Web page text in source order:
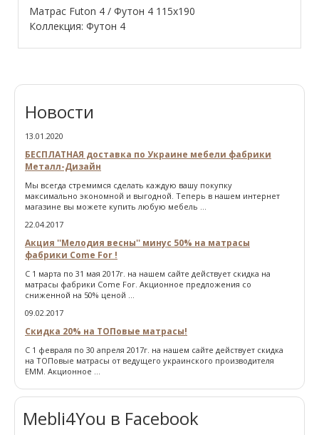
Матрас Futon 4 / Футон 4 115x190
Коллекция: Футон 4
Новости
13.01.2020
БЕСПЛАТНАЯ доставка по Украине мебели фабрики
Металл-Дизайн
Мы всегда стремимся сделать каждую вашу покупку
максимально экономной и выгодной. Теперь в нашем интернет
магазине вы можете купить любую мебель ...
22.04.2017
Акция ''Мелодия весны'' минус 50% на матрасы
фабрики Come For !
С 1 марта по 31 мая 2017г. на нашем сайте действует скидка на
матрасы фабрики Come For. Акционное предложения со
сниженной на 50% ценой ...
09.02.2017
Скидка 20% на ТОПовые матрасы!
С 1 февраля по 30 апреля 2017г. на нашем сайте действует скидка
на ТОПовые матрасы от ведущего украинского производителя
ЕММ. Акционное ...
Mebli4You в Facebook